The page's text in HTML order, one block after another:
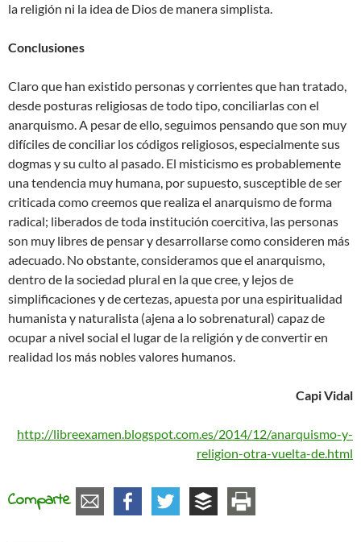
la religión ni la idea de Dios de manera simplista.
Conclusiones
Claro que han existido personas y corrientes que han tratado,
desde posturas religiosas de todo tipo, conciliarlas con el
anarquismo. A pesar de ello, seguimos pensando que son muy
difíciles de conciliar los códigos religiosos, especialmente sus
dogmas y su culto al pasado. El misticismo es probablemente
una tendencia muy humana, por supuesto, susceptible de ser
criticada como creemos que realiza el anarquismo de forma
radical; liberados de toda institución coercitiva, las personas
son muy libres de pensar y desarrollarse como consideren más
adecuado. No obstante, consideramos que el anarquismo,
dentro de la sociedad plural en la que cree, y lejos de
simplificaciones y de certezas, apuesta por una espiritualidad
humanista y naturalista (ajena a lo sobrenatural) capaz de
ocupar a nivel social el lugar de la religión y de convertir en
realidad los más nobles valores humanos.
Capi Vidal
http://libreexamen.blogspot.com.es/2014/12/anarquismo-y-
religion-otra-vuelta-de.html
Comparte